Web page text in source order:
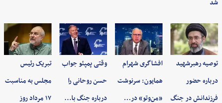
شد
توصیه رهبرشهید
درباره حضور
فرزندانش در جنگ
افشاگری شهرام
همایون: سرنوشت
«من‌وتو» در…
وقتی پمپئو جواب
حسن روحانی را
درباره جنگ با…
تبریک رئیس
مجلس به مناسبت
۱۷ مرداد روز